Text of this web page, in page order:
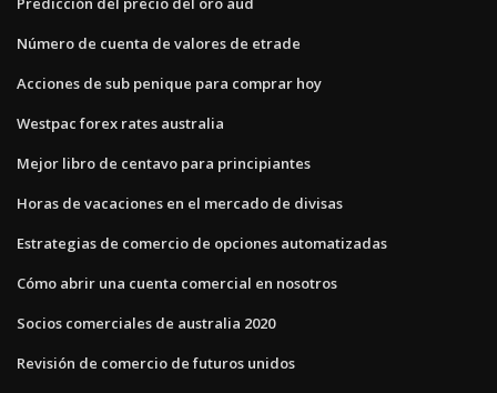
Número de cuenta de valores de etrade
Acciones de sub penique para comprar hoy
Westpac forex rates australia
Mejor libro de centavo para principiantes
Horas de vacaciones en el mercado de divisas
Estrategias de comercio de opciones automatizadas
Cómo abrir una cuenta comercial en nosotros
Socios comerciales de australia 2020
Revisión de comercio de futuros unidos